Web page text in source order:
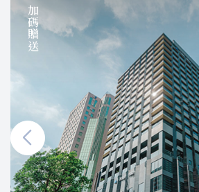
加碼贈送